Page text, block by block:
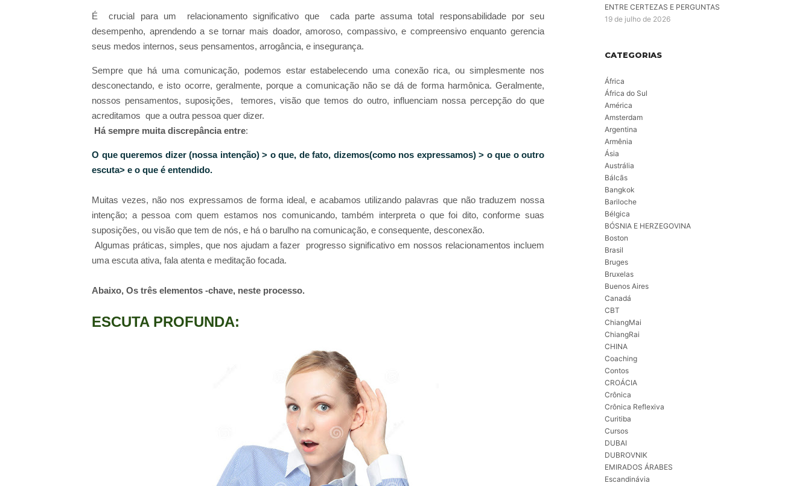
É crucial para um relacionamento significativo que cada parte assuma total responsabilidade por seu
desempenho, aprendendo a se tornar mais doador, amoroso, compassivo, e compreensivo enquanto gerencia
seus medos internos, seus pensamentos, arrogância, e insegurança.
Sempre que há uma comunicação, podemos estar estabelecendo uma conexão rica, ou simplesmente nos
desconectando, e isto ocorre, geralmente, porque a comunicação não se dá de forma harmônica. Geralmente,
nossos pensamentos, suposições, temores, visão que temos do outro, influenciam nossa percepção do que
acreditamos que a outra pessoa quer dizer.
Há sempre muita discrepância entre:
O que queremos dizer (nossa intenção) > o que, de fato, dizemos(como nos expressamos) > o que o outro
escuta> e o que é entendido.
Muitas vezes, não nos expressamos de forma ideal, e acabamos utilizando palavras que não traduzem nossa
intenção; a pessoa com quem estamos nos comunicando, também interpreta o que foi dito, conforme suas
suposições, ou visão que tem de nós, e há o barulho na comunicação, e consequente, desconexão.
Algumas práticas, simples, que nos ajudam a fazer progresso significativo em nossos relacionamentos incluem
uma escuta ativa, fala atenta e meditação focada.
Abaixo, Os três elementos -chave, neste processo.
ESCUTA PROFUNDA:
ENTRE CERTEZAS E PERGUNTAS
19 de julho de 2026
CATEGORIAS
África
África do Sul
América
Amsterdam
Argentina
Armênia
Ásia
Austrália
Bálcãs
Bangkok
Bariloche
Bélgica
BÓSNIA E HERZEGOVINA
Boston
Brasil
Bruges
Bruxelas
Buenos Aires
Canadá
CBT
ChiangMai
ChiangRai
CHINA
Coaching
Contos
CROÁCIA
Crônica
Crônica Reflexiva
Curitiba
Cursos
DUBAI
DUBROVNIK
EMIRADOS ÁRABES
Escandinávia